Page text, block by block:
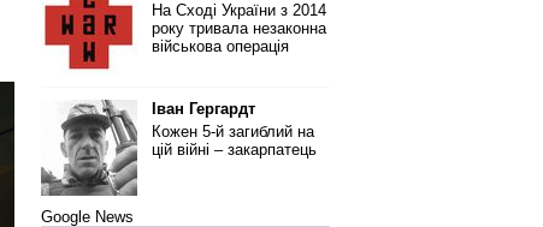
На Сході України з 2014
року тривала незаконна
військова операція
Іван Гергардт
Кожен 5-й загиблий на
цій війні – закарпатець
Google News